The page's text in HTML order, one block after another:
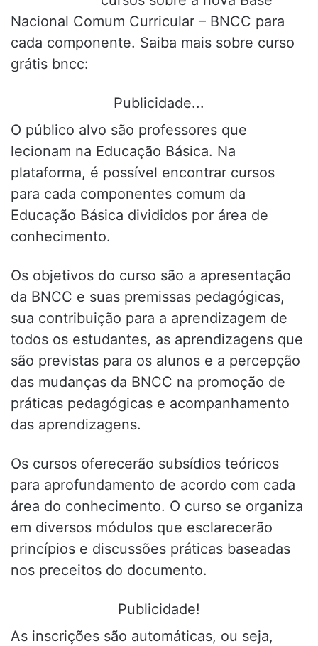
Nacional Comum Curricular – BNCC para
cada componente. Saiba mais sobre curso
grátis bncc:
Publicidade...
O público alvo são professores que
lecionam na Educação Básica. Na
plataforma, é possível encontrar cursos
para cada componentes comum da
Educação Básica divididos por área de
conhecimento.
Os objetivos do curso são a apresentação
da BNCC e suas premissas pedagógicas,
sua contribuição para a aprendizagem de
todos os estudantes, as aprendizagens que
são previstas para os alunos e a percepção
das mudanças da BNCC na promoção de
práticas pedagógicas e acompanhamento
das aprendizagens.
Os cursos oferecerão subsídios teóricos
para aprofundamento de acordo com cada
área do conhecimento. O curso se organiza
em diversos módulos que esclarecerão
princípios e discussões práticas baseadas
nos preceitos do documento.
Publicidade!
As inscrições são automáticas, ou seja,